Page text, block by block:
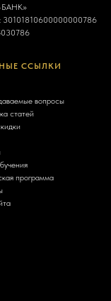
30101810600000000786
ССЫЛКИ
вопросы
статей
программа